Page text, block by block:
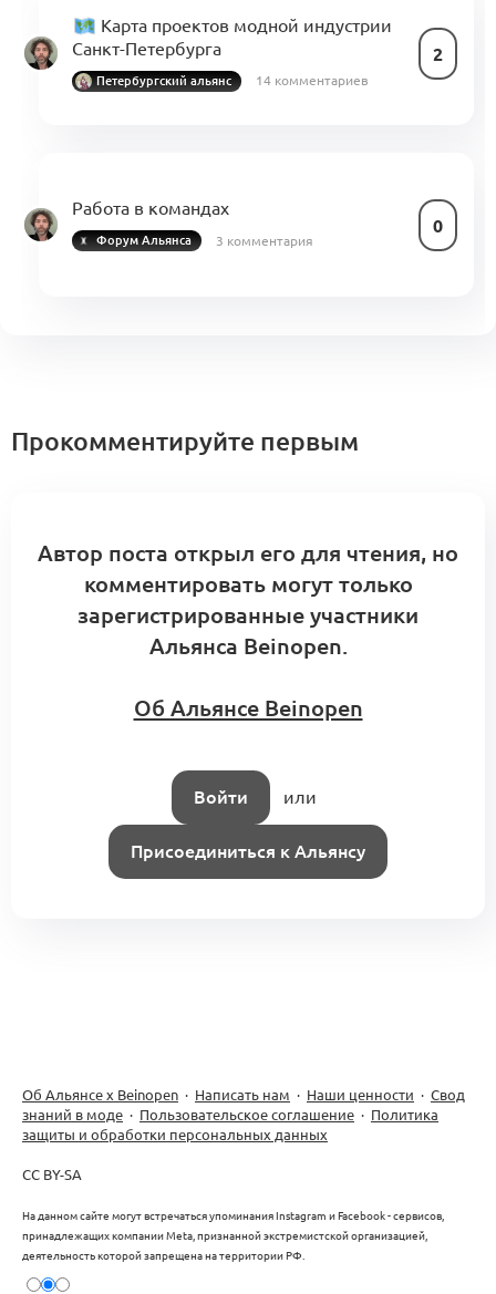
Карта проектов модной индустрии
Санкт-Петербурга
2
Петербургский альянс 14 комментариев
Работа в командах
0
Форум Альянса 3 комментария
Прокомментируйте первым
Автор поста открыл его для чтения, но
комментировать могут только
зарегистрированные участники
Альянса Beinopen.
Об Альянсе Beinopen
Войти или
Присоединиться к Альянсу
Об Альянсе х Beinopen · Написать нам · Наши ценности · Свод
знаний в моде · Пользовательское соглашение · Политика
защиты и обработки персональных данных
CC BY-SA
На данном сайте могут встречаться упоминания Instagram и Facebook - сервисов,
принадлежащих компании Meta, признанной экстремистской организацией,
деятельность которой запрещена на территории РФ.